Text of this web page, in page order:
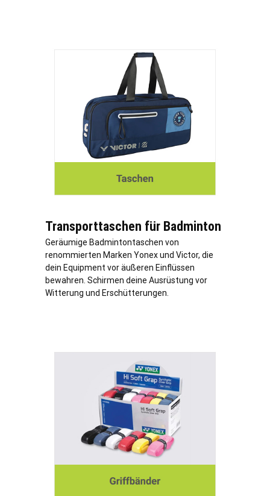
Transporttaschen für Badminton
Geräumige Badmintontaschen von
renommierten Marken Yonex und Victor, die
dein Equipment vor äußeren Einflüssen
bewahren. Schirmen deine Ausrüstung vor
Witterung und Erschütterungen.